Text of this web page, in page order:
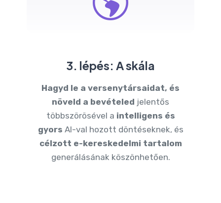
3. lépés: A skála
Hagyd le a versenytársaidat, és
növeld a bevételed jelentős
többszörösével a intelligens és
gyors AI-val hozott döntéseknek, és
célzott e-kereskedelmi tartalom
generálásának köszönhetően.